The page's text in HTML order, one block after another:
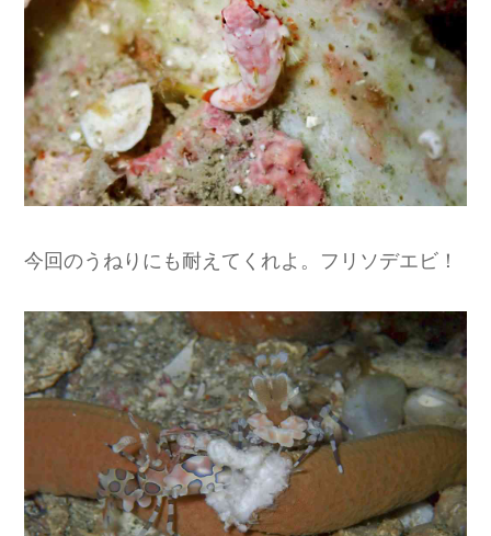
今回のうねりにも耐えてくれよ。フリソデエビ！